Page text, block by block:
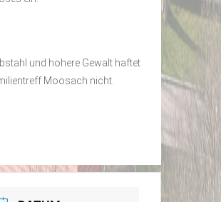
und höhere Gewalt haftet
Moosach nicht.